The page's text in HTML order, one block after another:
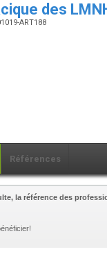
des
ART188
Références
la référence des